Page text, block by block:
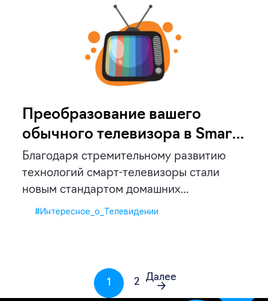
Преобразование вашего
обычного телевизора в Smart
TV: подробное руководство
Благодаря стремительному развитию
технологий смарт-телевизоры стали
новым стандартом домашних
развлечений. Эти телевизоры
#Интересное_о_Телевидении
1 2
Далее
→